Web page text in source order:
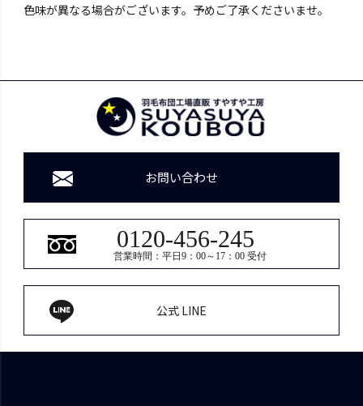
色味が異なる場合がございます。予めご了承くださいませ。
お問い合わせ
0120-456-245
営業時間：平日9：00～17：00 受付
公式 LINE